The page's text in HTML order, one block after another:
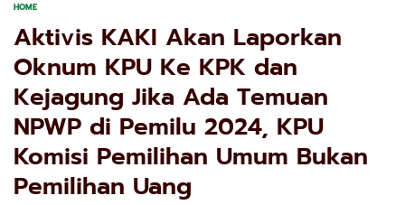
HOME
Aktivis KAKI Akan Laporkan
Oknum KPU Ke KPK dan
Kejagung Jika Ada Temuan
NPWP di Pemilu 2024, KPU
Komisi Pemilihan Umum Bukan
Pemilihan Uang